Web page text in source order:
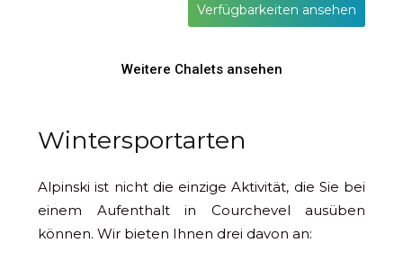
Verfügbarkeiten ansehen
Weitere Chalets ansehen
Wintersportarten
Alpinski ist nicht die einzige Aktivität, die Sie bei
einem Aufenthalt in Courchevel ausüben
können. Wir bieten Ihnen drei davon an: